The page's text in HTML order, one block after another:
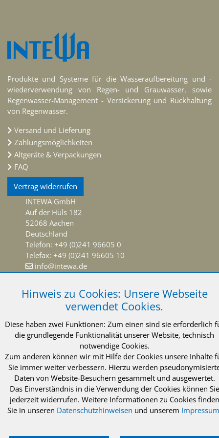
Schaltnetzteil AC/DC zu RAINMASTER D24 mit EU
Stecker
21,66 €
inkl. MwSt. zzgl. Versand
Merken
Schaltnetzteil AC/DC zu RAINMASTER D24 mit
21,66 €
inkl. MwSt. zzgl. Versand
Merken zum Produkt
Produkte und Systeme für die Wasseraufbereitung und -
wiederverwendung von Regen- und Grauwasser, sowie
Regenwasser-Management - Versickerung und Rückhaltung
von Regenwasser.
Versand und Lieferung
Zahlungsmöglichkeiten
Altgeräte & Verpackungen
FAQ
Vertrag widerrufen
INTEWA GmbH
Auf der Hüls 182
52068 Aachen
Deutschland
Telefon: +49 (0)241 96605 0
Telefax: +49 (0)241 96605 10
info@intewa.de
NEWSLETTER Abonnieren
© 2021 INTEWA GmbH Aachen
Impressum
Datenschutzerklärung
AGB
Hinweis zu Cookies: Unsere Webseite
verwendet Cookies.
Diese haben zwei Funktionen: Zum einen sind sie erforderlich
die grundlegende Funktionalität unserer Website, technisch
notwendige Cookies.
Zum anderen können wir mit Hilfe der Cookies unsere Inhalte
Sie immer weiter verbessern. Hierzu werden
Daten von Website-Besuchern gesammelt und ausgewertet.
Das Einverständnis in die Verwendung der Cookies können Sie
jederzeit widerrufen. Weitere Informationen zu Cookies finden
Sie in unseren Datenschutzhinweisen und unserem Impressum